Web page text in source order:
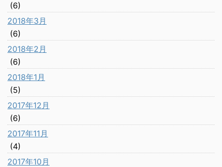
(6)
2018年3月
(6)
2018年2月
(6)
2018年1月
(5)
2017年12月
(6)
2017年11月
(4)
2017年10月